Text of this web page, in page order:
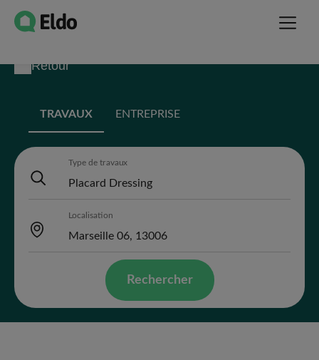
Retour
TRAVAUX ENTREPRISE
Type de travaux
Localisation
Rechercher